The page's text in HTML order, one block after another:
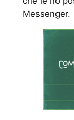
Messenger.